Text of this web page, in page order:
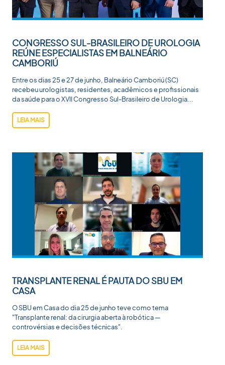
CONGRESSO SUL-BRASILEIRO DE UROLOGIA
REÚNE ESPECIALISTAS EM BALNEÁRIO
CAMBORIÚ
Entre os dias 25 e 27 de junho, Balneário Camboriú (SC)
recebeu urologistas, residentes, acadêmicos e profissionais
da saúde para o XVII Congresso Sul-Brasileiro de Urologia...
LEIA MAIS
TRANSPLANTE RENAL É PAUTA DO SBU EM
CASA
O SBU em Casa do dia 25 de junho teve como tema
"Transplante renal: da cirurgia aberta à robótica —
controvérsias e decisões técnicas".
LEIA MAIS